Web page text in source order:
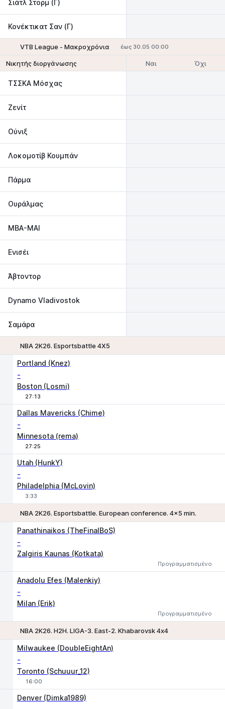
Σιάτλ Στορμ (Γ)
Κονέκτικατ Σαν (Γ)
VTB League - Μακροχρόνια έως 30.05 00:00
Νικητής διοργάνωσης Ναι Όχι
ΤΣΣΚΑ Μόσχας
Ζενίτ
Ούνιξ
Λοκομοτίβ Κουμπάν
Πάρμα
Ουράλμας
MBA-MAI
Ενισέι
Άβτοντορ
Dynamo Vladivostok
Σαμάρα
NBA 2K26. Esportsbattle 4Х5
Portland (Knez)
-
Boston (Losmi)
27:13
Dallas Mavericks (Chime)
-
Minnesota (rema)
27:25
Utah (HunkY)
-
Philadelphia (McLovin)
3:33
NBA 2K26. Esportsbattle. European conference. 4x5 min.
Panathinaikos (TheFinalBoS)
-
Zalgiris Kaunas (Kotkata)
Προγραμματισμένο
Anadolu Efes (Malenkiy)
-
Milan (Erik)
Προγραμματισμένο
NBA 2K26. H2H. LIGA-3. East-2. Khabarovsk 4х4
Milwaukee (DoubleEightAn)
-
Toronto (Schuuur_12)
16:00
Denver (Dimka1989)